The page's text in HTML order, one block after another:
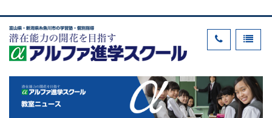
富山県・新潟県糸魚川市の学習塾・個別指導
教室ニュース